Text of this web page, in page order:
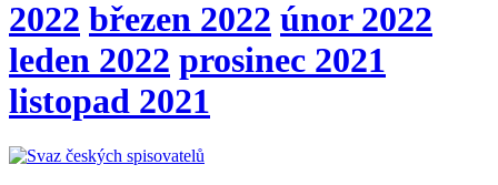
2022 březen 2022 únor 2022
leden 2022 prosinec 2021
listopad 2021